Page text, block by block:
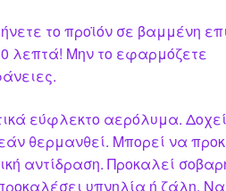
το προϊόν σε βαμμένη
λεπτά! Μην το εφαρμόζετε
εύφλεκτο αερόλυμα.
θερμανθεί. Μπορεί να
αντίδραση. Προκαλεί
υπνηλία ή ζάλη. Να